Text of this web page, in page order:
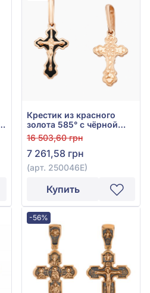
Крестик из красного
золота 585° с чёрной
эмалью, арт. 250046Е
16 503,60 грн
7 261,58 грн
(арт. 250046Е)
Купить
-56%